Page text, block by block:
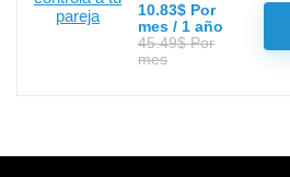
10.83$ Por
mes / 1 año
45.49$ Por
mes